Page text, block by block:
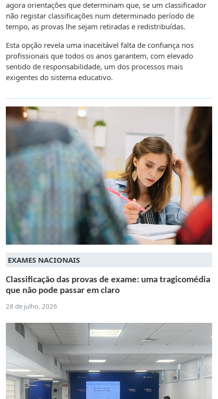
agora orientações que determinam que, se um classificador
não registar classificações num determinado período de
tempo, as provas lhe sejam retiradas e redistribuídas.
Esta opção revela uma inaceitável falta de confiança nos
profissionais que todos os anos garantem, com elevado
sentido de responsabilidade, um dos processos mais
exigentes do sistema educativo.
EXAMES NACIONAIS
Classificação das provas de exame: uma tragicomédia
que não pode passar em claro
28 de julho, 2026